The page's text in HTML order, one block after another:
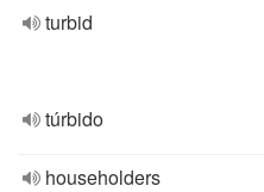
turbid
túrbido
householders